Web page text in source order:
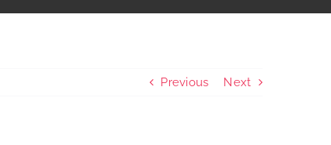
Previous Next